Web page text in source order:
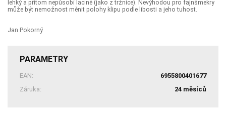
lehký a přitom nepůsobí lacině (jako z tržnice). Nevýhodou pro fajnšmekry
může být nemožnost měnit polohy klipu podle libosti a jeho tuhost.
Jan Pokorný
PARAMETRY
EAN:
6955800401677
Záruka:
24 měsíců